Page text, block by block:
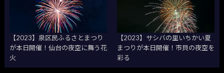
【2023】泉区民ふるさとまつり
が本日開催！仙台の夜空に舞う花
火
【2023】サシバの里いちかい夏
まつりが本日開催！市貝の夜空を
彩る